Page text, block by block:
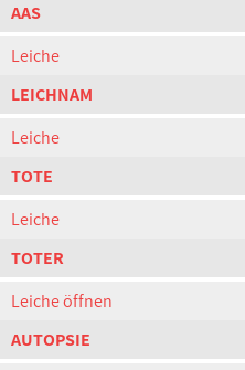
AAS
Leiche
LEICHNAM
Leiche
TOTE
Leiche
TOTER
Leiche öffnen
AUTOPSIE